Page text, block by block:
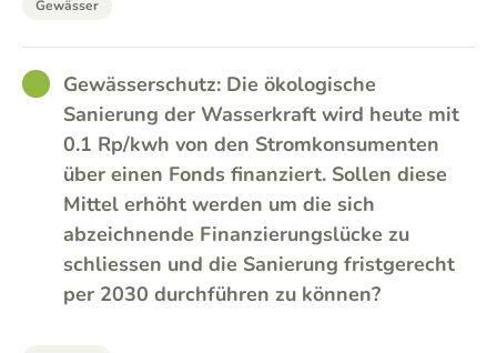
Gewässer
GOODGewässerschutz: Die ökologische
Sanierung der Wasserkraft wird heute mit
0.1 Rp/kwh von den Stromkonsumenten
über einen Fonds finanziert. Sollen diese
Mittel erhöht werden um die sich
abzeichnende Finanzierungslücke zu
schliessen und die Sanierung fristgerecht
per 2030 durchführen zu können?